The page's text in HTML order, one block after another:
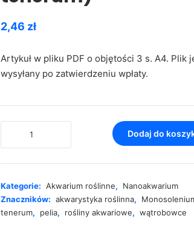
2,46 zł
Artykuł w pliku PDF o objętości 3 s. A4. Plik
wysyłany po zatwierdzeniu wpłaty.
tenerum)
Dodaj do
Kategorie: Akwarium roślinne,
Nanoakwarium
Znaczników: akwarystyka roślinna,
tenerum, pelia, rośliny akwariowe, wątrobowce